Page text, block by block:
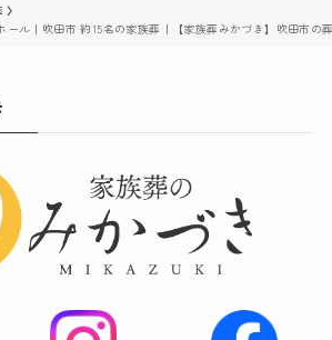
ール｜吹田市 約15名の家族葬｜【家族葬みかづき】吹田市の